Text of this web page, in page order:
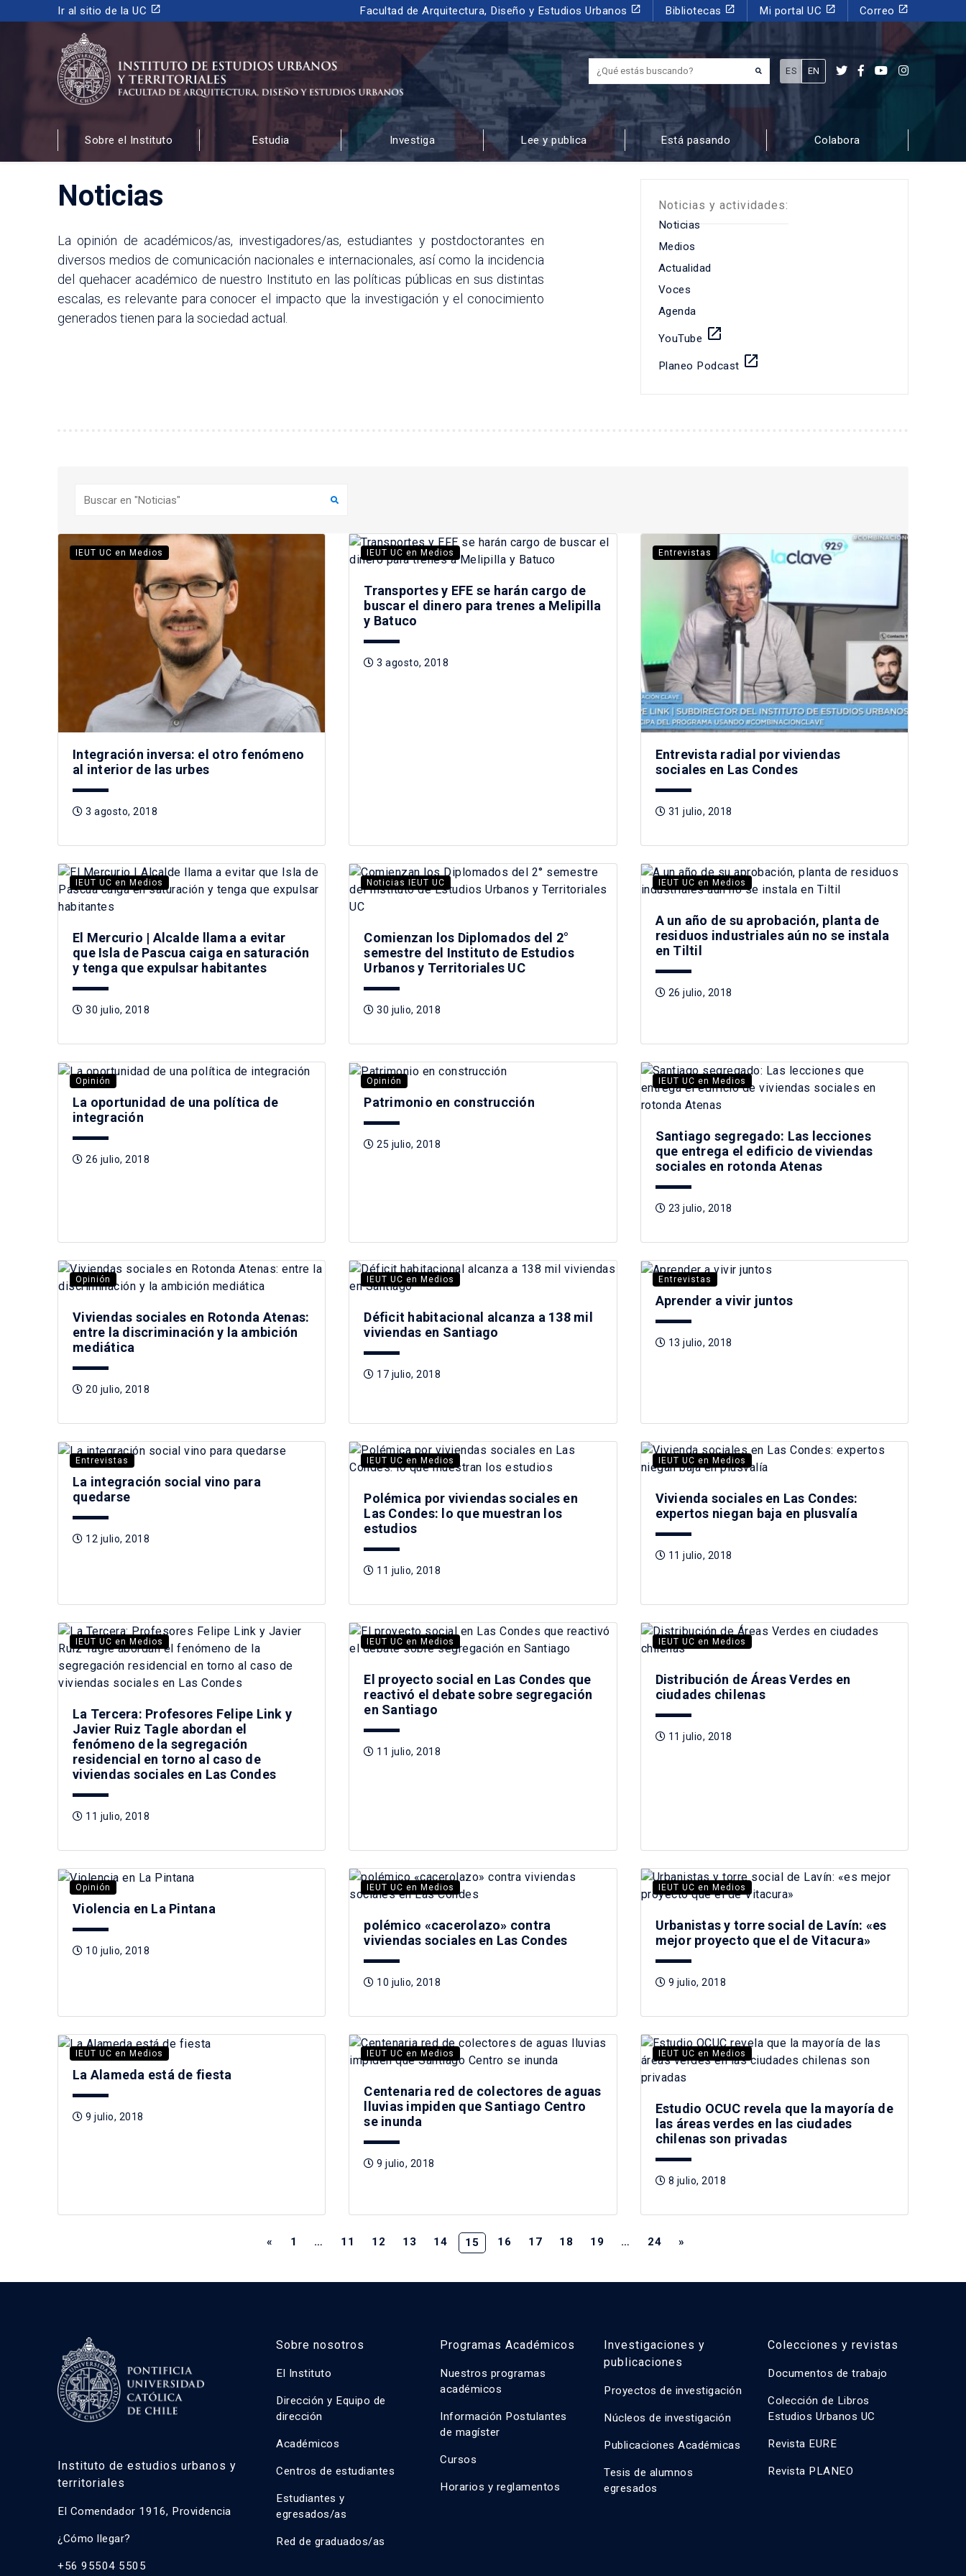
Ir al sitio de la UC launch Facultad de Arquitectura, Diseño y Estudios Urbanos launch Bibliotecas launch Mi portal UC launch Correo launch
INSTITUTO DE ESTUDIOS URBANOS
Y TERRITORIALES
FACULTAD DE ARQUITECTURA, DISEÑO Y ESTUDIOS URBANOS
¿Qué estás buscando?
ES EN
Sobre el Instituto Estudia Investiga Lee y publica Está pasando Colabora
Noticias
La opinión de académicos/as, investigadores/as, estudiantes y postdoctorantes en
diversos medios de comunicación nacionales e internacionales, así como la incidencia
del quehacer académico de nuestro Instituto en las políticas públicas en sus distintas
escalas, es relevante para conocer el impacto que la investigación y el conocimiento
generados tienen para la sociedad actual.
Noticias y actividades:
Noticias
Medios
Actualidad
Voces
Agenda
YouTube launch
Planeo Podcast launch
IEUT UC en Medios
Integración inversa: el otro fenómeno
al interior de las urbes
3 agosto, 2018
IEUT UC en Medios
Transportes y EFE se harán cargo de
buscar el dinero para trenes a Melipilla
y Batuco
3 agosto, 2018
Entrevistas
Entrevista radial por viviendas
sociales en Las Condes
31 julio, 2018
IEUT UC en Medios
El Mercurio | Alcalde llama a evitar
que Isla de Pascua caiga en saturación
y tenga que expulsar habitantes
30 julio, 2018
Noticias IEUT UC
Comienzan los Diplomados del 2°
semestre del Instituto de Estudios
Urbanos y Territoriales UC
30 julio, 2018
IEUT UC en Medios
A un año de su aprobación, planta de
residuos industriales aún no se instala
en Tiltil
26 julio, 2018
Opinión
La oportunidad de una política de
integración
26 julio, 2018
Opinión
Patrimonio en construcción
25 julio, 2018
IEUT UC en Medios
Santiago segregado: Las lecciones
que entrega el edificio de viviendas
sociales en rotonda Atenas
23 julio, 2018
Opinión
Viviendas sociales en Rotonda Atenas:
entre la discriminación y la ambición
mediática
20 julio, 2018
IEUT UC en Medios
Déficit habitacional alcanza a 138 mil
viviendas en Santiago
17 julio, 2018
Entrevistas
Aprender a vivir juntos
13 julio, 2018
Entrevistas
La integración social vino para
quedarse
12 julio, 2018
IEUT UC en Medios
Polémica por viviendas sociales en
Las Condes: lo que muestran los
estudios
11 julio, 2018
IEUT UC en Medios
Vivienda sociales en Las Condes:
expertos niegan baja en plusvalía
11 julio, 2018
IEUT UC en Medios
La Tercera: Profesores Felipe Link y
Javier Ruiz Tagle abordan el
fenómeno de la segregación
residencial en torno al caso de
viviendas sociales en Las Condes
11 julio, 2018
IEUT UC en Medios
El proyecto social en Las Condes que
reactivó el debate sobre segregación
en Santiago
11 julio, 2018
IEUT UC en Medios
Distribución de Áreas Verdes en
ciudades chilenas
11 julio, 2018
Opinión
Violencia en La Pintana
10 julio, 2018
IEUT UC en Medios
polémico «cacerolazo» contra
viviendas sociales en Las Condes
10 julio, 2018
IEUT UC en Medios
Urbanistas y torre social de Lavín: «es
mejor proyecto que el de Vitacura»
9 julio, 2018
IEUT UC en Medios
La Alameda está de fiesta
9 julio, 2018
IEUT UC en Medios
Centenaria red de colectores de aguas
lluvias impiden que Santiago Centro
se inunda
9 julio, 2018
IEUT UC en Medios
Estudio OCUC revela que la mayoría de
las áreas verdes en las ciudades
chilenas son privadas
8 julio, 2018
« 1 … 11 12 13 14 15 16 17 18 19 … 24 »
Instituto de estudios urbanos y
territoriales
El Comendador 1916, Providencia
¿Cómo llegar?
+56 95504 5505
Sobre nosotros
El Instituto
Dirección y Equipo de
dirección
Académicos
Centros de estudiantes
Estudiantes y
egresados/as
Red de graduados/as
Programas Académicos
Nuestros programas
académicos
Información Postulantes
de magíster
Cursos
Horarios y reglamentos
Investigaciones y
publicaciones
Proyectos de investigación
Núcleos de investigación
Publicaciones Académicas
Tesis de alumnos
egresados
Colecciones y revistas
Documentos de trabajo
Colección de Libros
Estudios Urbanos UC
Revista EURE
Revista PLANEO